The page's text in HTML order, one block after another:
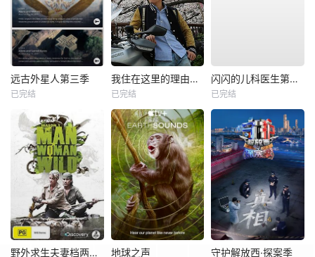
远古外星人第三季
已完结
我住在这里的理由第一季
已完结
闪闪的儿科医生第四季
已完结
野外求生夫妻档两季全 地球之声 守护解放西·探案季